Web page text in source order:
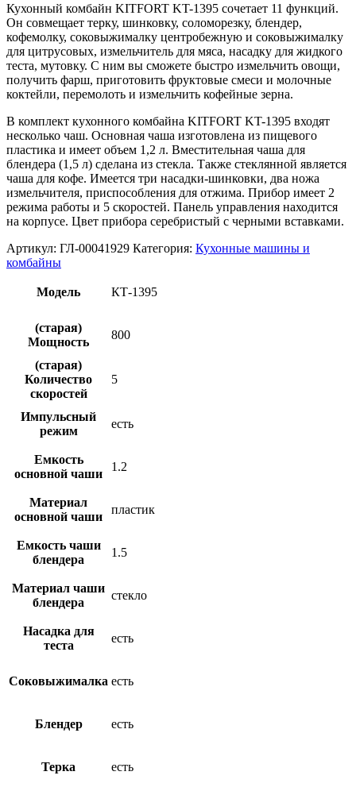
Кухонный комбайн KITFORT KT-1395 сочетает 11 функций.
Он совмещает терку, шинковку, соломорезку, блендер,
кофемолку, соковыжималку центробежную и соковыжималку
для цитрусовых, измельчитель для мяса, насадку для жидкого
теста, мутовку. С ним вы сможете быстро измельчить овощи,
получить фарш, приготовить фруктовые смеси и молочные
коктейли, перемолоть и измельчить кофейные зерна.
В комплект кухонного комбайна KITFORT KT-1395 входят
несколько чаш. Основная чаша изготовлена из пищевого
пластика и имеет объем 1,2 л. Вместительная чаша для
блендера (1,5 л) сделана из стекла. Также стеклянной является
чаша для кофе. Имеется три насадки-шинковки, два ножа
измельчителя, приспособления для отжима. Прибор имеет 2
режима работы и 5 скоростей. Панель управления находится
на корпусе. Цвет прибора серебристый с черными вставками.
Артикул: ГЛ-00041929 Категория: Кухонные машины и
комбайны
Модель КТ-1395
(старая)
Мощность
800
(старая)
Количество
скоростей
5
Импульсный
режим
есть
Емкость
основной чаши
1.2
Материал
оcновной чаши
пластик
Емкость чаши
блендера
1.5
Материал чаши
блендера
стекло
Насадка для
теста
есть
Соковыжималка есть
Блендер есть
Терка есть